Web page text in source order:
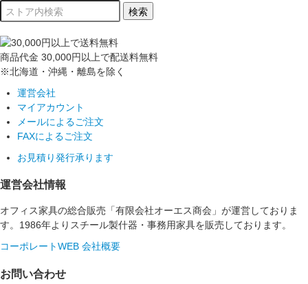
商品代金 30,000円以上で配送料無料
※北海道・沖縄・離島を除く
運営会社
マイアカウント
メールによるご注文
FAXによるご注文
お見積り発行承ります
運営会社情報
オフィス家具の総合販売「有限会社オーエス商会」が運営しておりま
す。1986年よりスチール製什器・事務用家具を販売しております。
コーポレートWEB 会社概要
お問い合わせ